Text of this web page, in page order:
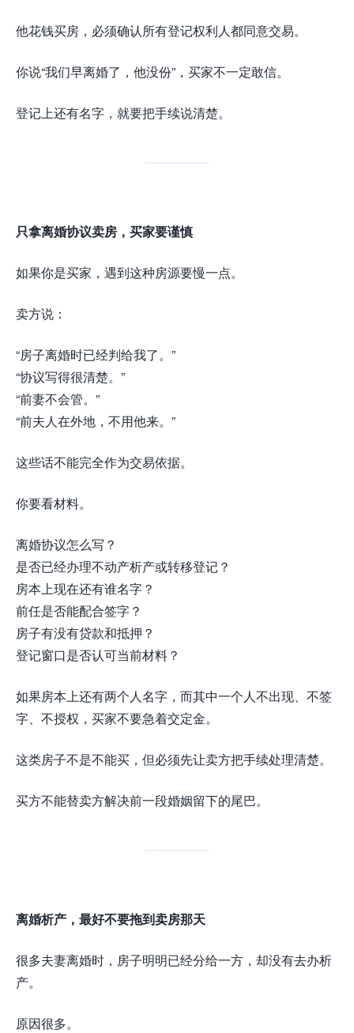
他花钱买房，必须确认所有登记权利人都同意交易。
你说“我们早离婚了，他没份”，买家不一定敢信。
登记上还有名字，就要把手续说清楚。
只拿离婚协议卖房，买家要谨慎
如果你是买家，遇到这种房源要慢一点。
卖方说：
“房子离婚时已经判给我了。”
“协议写得很清楚。”
“前妻不会管。”
“前夫人在外地，不用他来。”
这些话不能完全作为交易依据。
你要看材料。
离婚协议怎么写？
是否已经办理不动产析产或转移登记？
房本上现在还有谁名字？
前任是否能配合签字？
房子有没有贷款和抵押？
登记窗口是否认可当前材料？
如果房本上还有两个人名字，而其中一个人不出现、不签
字、不授权，买家不要急着交定金。
这类房子不是不能买，但必须先让卖方把手续处理清楚。
买方不能替卖方解决前一段婚姻留下的尾巴。
离婚析产，最好不要拖到卖房那天
很多夫妻离婚时，房子明明已经分给一方，却没有去办析
产。
原因很多。